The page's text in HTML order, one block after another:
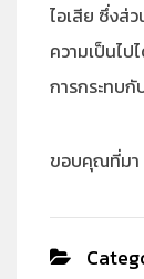
ไอเสีย ซึ่งส่
ความเป็นไป
การกระทบกั
ขอบคุณที่มา